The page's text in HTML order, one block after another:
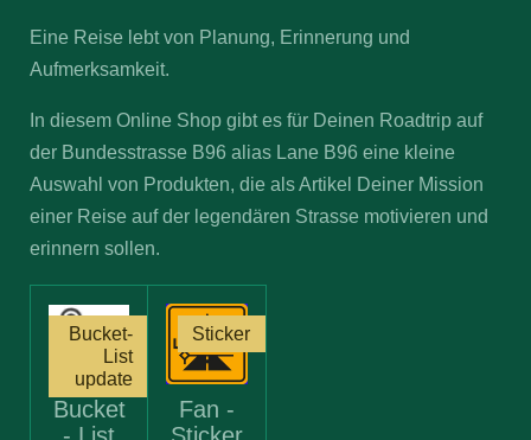
Eine Reise lebt von Planung, Erinnerung und
Aufmerksamkeit.
In diesem Online Shop gibt es für Deinen Roadtrip auf
der Bundesstrasse B96 alias Lane B96 eine kleine
Auswahl von Produkten, die als Artikel Deiner Mission
einer Reise auf der legendären Strasse motivieren und
erinnern sollen.
Bucket-
List
update
Bucket
Sticker
Fan -